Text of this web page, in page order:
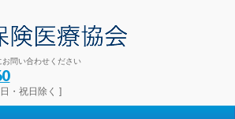
問い合わせください
・祝日除く ]